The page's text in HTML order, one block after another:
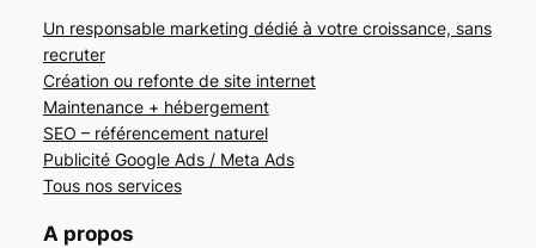
Un responsable marketing dédié à votre croissance, sans
recruter
Création ou refonte de site internet
Maintenance + hébergement
SEO – référencement naturel
Publicité Google Ads / Meta Ads
Tous nos services
A propos